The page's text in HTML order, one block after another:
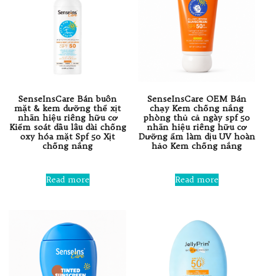
SenseInsCare Bán buôn
mặt & kem dưỡng thể xịt
nhãn hiệu riêng hữu cơ
Kiểm soát dầu lâu dài chống
oxy hóa mặt Spf 50 Xịt
chống nắng
0
out
Read more
SenseInsCare OEM Bán
chạy Kem chống nắng
phòng thủ cả ngày spf 50
nhãn hiệu riêng hữu cơ
Dưỡng ẩm làm dịu UV hoàn
hảo Kem chống nắng
0
out
Read more